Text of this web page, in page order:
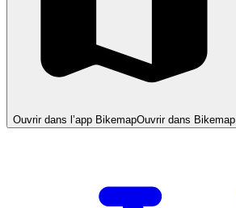
Ouvrir dans l’app BikemapOuvrir dans Bikemap